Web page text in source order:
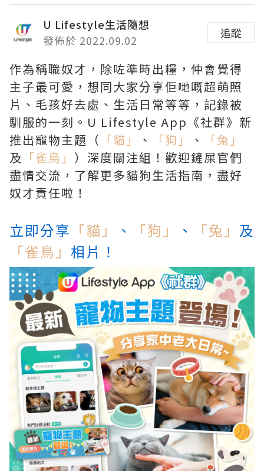
U Lifestyle生活隨想
發佈於 2022.09.02
追蹤
作為稱職奴才，除咗準時出糧，仲會覺得
主子最可愛，想同大家分享佢哋嘅超萌照
片、毛孩好去處、生活日常等等，記錄被
馴服的一刻。U Lifestyle App《社群》新
推出寵物主題（ 「貓」 、 「狗」 、
「兔」
及 「雀鳥」 ）深度關注組！歡迎鏟屎官們
盡情交流，了解更多貓狗生活指南，盡好
奴才責任啦！
立即分享 「貓」 、 「狗」 、 「兔」 及
「雀鳥」 相片！